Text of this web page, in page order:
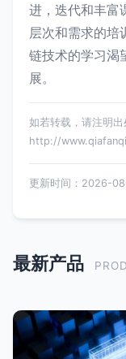
进，迭代和丰富
层次和需求的培
链技术的学习渴
展。
如若转载，请注明出
http://
更新时间：2026-
最新产品